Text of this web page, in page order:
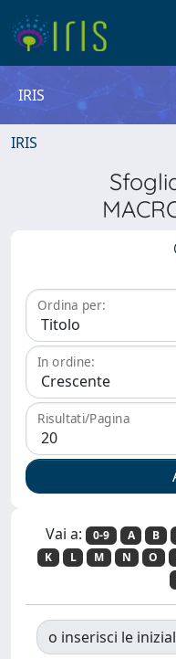
IRIS
IRIS
Ordina per:
In ordine:
Risultati/Pagina
Vai a: 0-9 A B
K
L M N O
o inserisci le